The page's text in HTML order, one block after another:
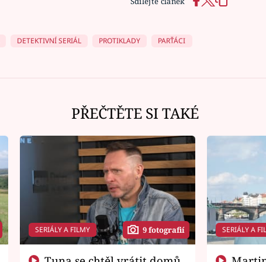
DETEKTIVNÍ SERIÁL PROTIKLADY PARŤÁCI
PŘEČTĚTE SI TAKÉ
SERIÁLY A FILMY 9 fotografií SERIÁLY A